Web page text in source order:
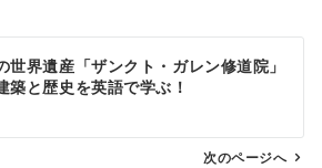
世界遺産「ザンクト・ガレン修道院」
築と歴史を英語で学ぶ！
次のページへ